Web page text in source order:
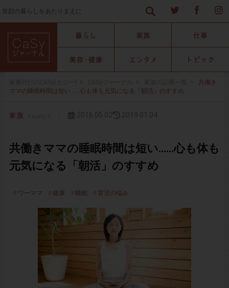
笑顔の暮らしをあたりまえに
共働き
ママの睡眠時間は短い……心も体も元気になる「朝活」のすすめ
共働きママの睡眠時間は短い……心も体も
元気になる「朝活」のすすめ
ワーママ 健康 睡眠 育児の悩み